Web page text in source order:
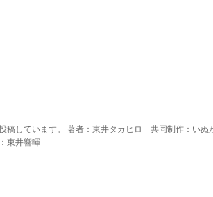
稿しています。 著者：東井タカヒロ 共同制作：い
東井響暉